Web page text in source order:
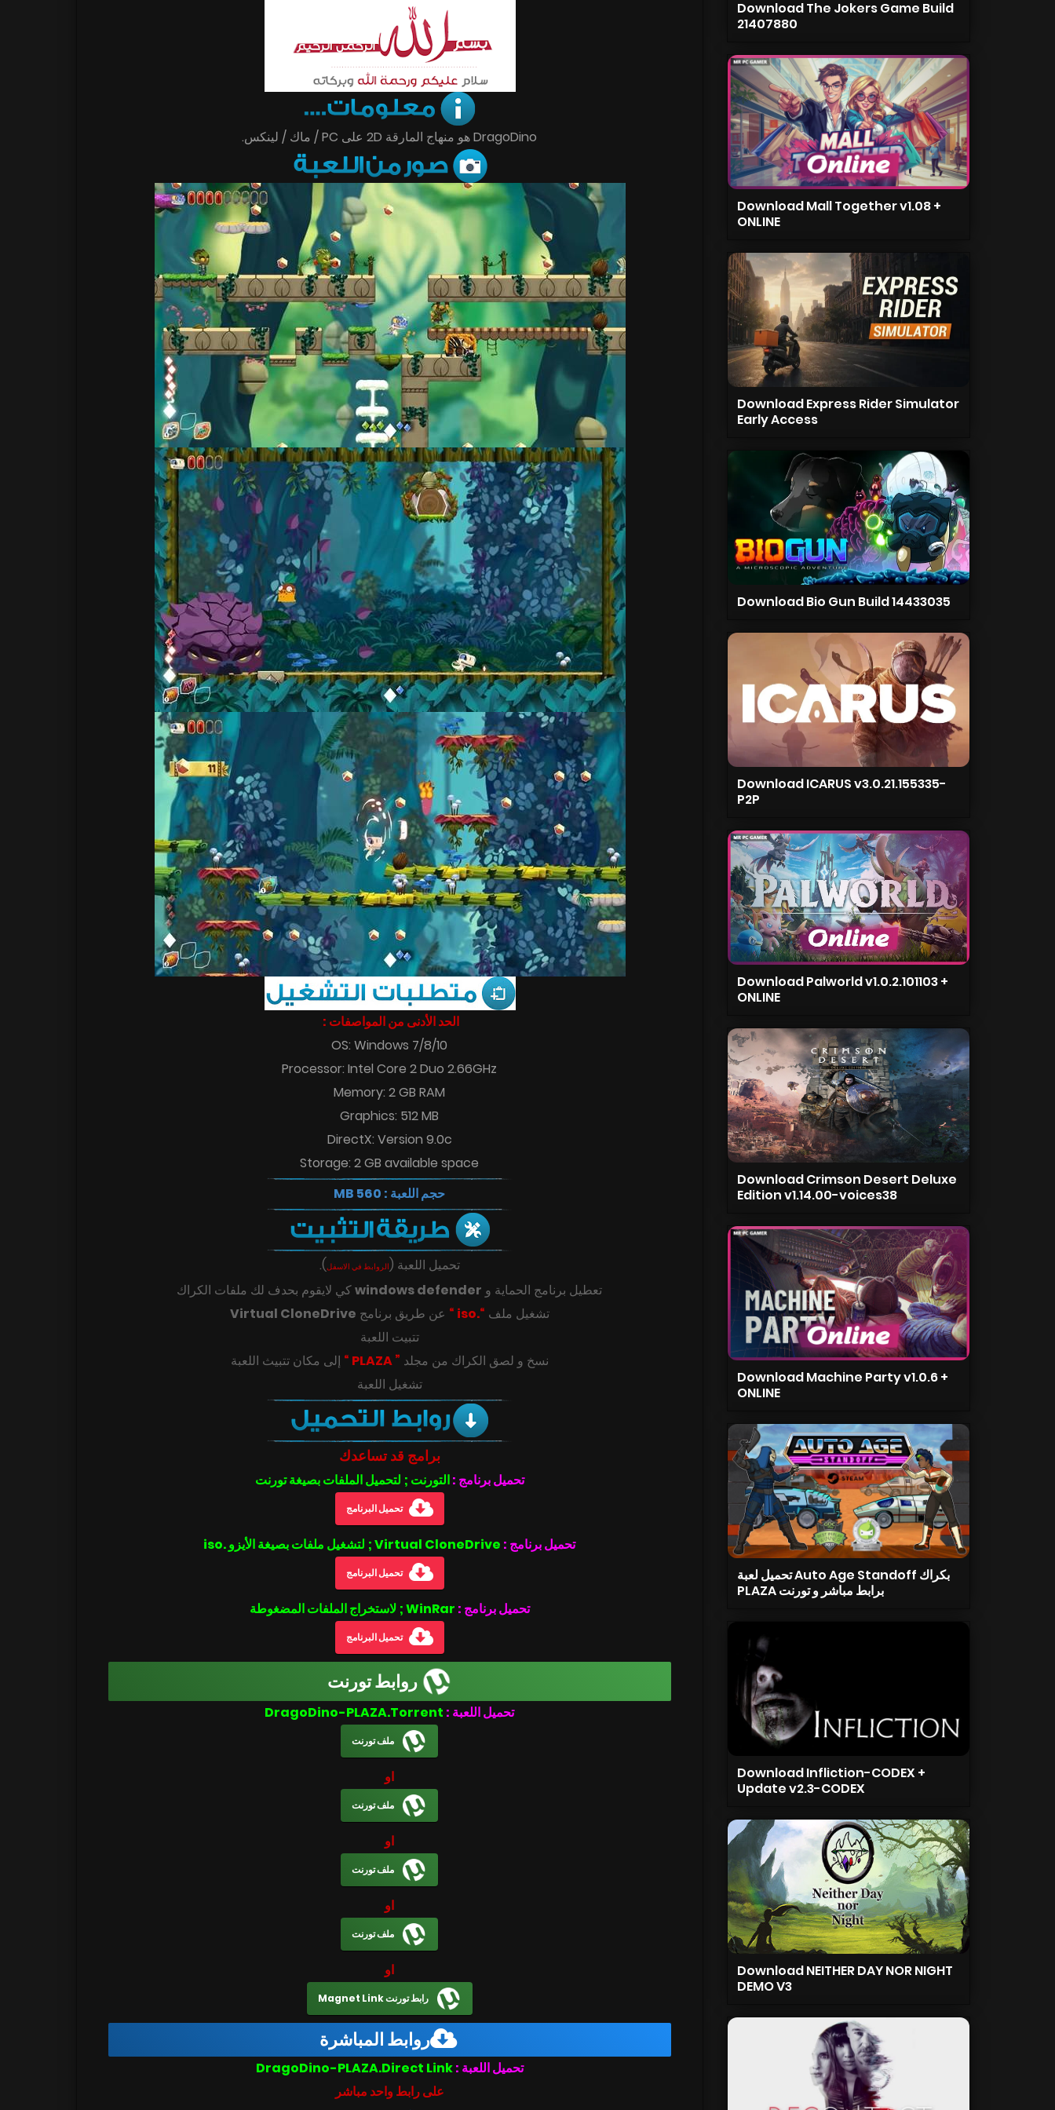
DragoDino هو منهاج المارقة 2D على PC / ماك / لينكس.
الحد الأدنى من المواصفات :
OS: Windows 7/8/10
Processor: Intel Core 2 Duo 2.66GHz
Memory: 2 GB RAM
Graphics: 512 MB
DirectX: Version 9.0c
Storage: 2 GB available space
حجم اللعبة : 560 MB
تحميل اللعبة (الروابط في الاسفل)
.
تعطيل برنامج الحماية و windows defenderكي لايقوم بحدف لك ملفات الكراك
تشغيل ملف “.iso “ عن طريق برنامج Virtual CloneDrive
تتبيت اللعبة
‎‫نسخ و لصق الكراك من مجلد ” PLAZA “
تشغيل اللعبة
برامج قد تساعدك
تحميل برنامج :التورنت ; لتحميل الملفات بصيغة تورنت
تحميل البرنامج
تحميل برنامج : Virtual CloneDrive ; لتشغيل ملفات بصيغة الأيزو .iso
تحميل البرنامج
تحميل برنامج : WinRar ; لاستخراج الملفات المضغوطة
تحميل البرنامج
روابط تورنت
تحميل اللعبة :
ملف تورنت
او
ملف تورنت
او
ملف تورنت
او
ملف تورنت
او
رابط تورنت Magnet Link
روابط المباشرة
تحميل اللعبة :DragoDino-PLAZA.Direct Link
على رابط واحد مباشر
Download The Jokers Game Build
21407880
Download Mall Together v1.08 +
ONLINE
Download Express Rider Simulator
Early Access
Download Bio Gun Build 14433035
Download ICARUS v3.0.21.155335-
P2P
Download Palworld v1.0.2.101103 +
ONLINE
Download Crimson Desert Deluxe
Edition v1.14.00-voices38
Download Machine Party v1.0.6 +
ONLINE
تحميل لعبة Auto Age Standoff بكراك
PLAZA برابط مباشر و تورنت
Download Infliction-CODEX +
Update v2.3-CODEX
Download NEITHER DAY NOR NIGHT
DEMO V3